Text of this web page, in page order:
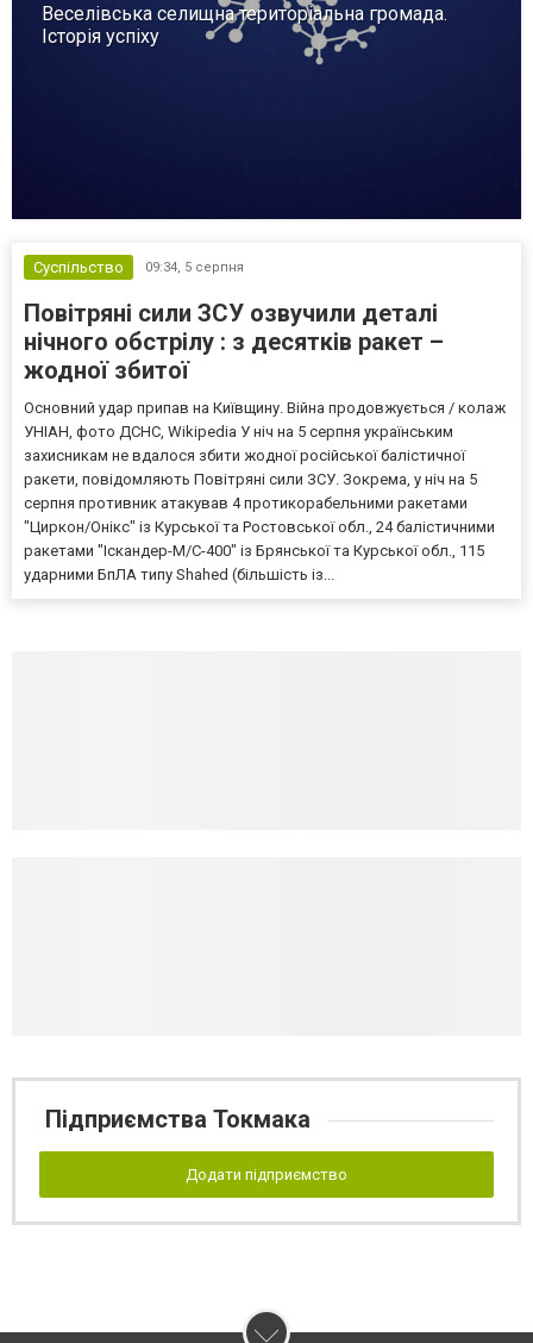
Веселівська селищна територіальна громада.
Історія успіху
Суспільство 09:34, 5 серпня
Повітряні сили ЗСУ озвучили деталі
нічного обстрілу : з десятків ракет –
жодної збитої
Основний удар припав на Київщину. Війна продовжується / колаж
УНІАН, фото ДСНС, Wikipedia У ніч на 5 серпня українським
захисникам не вдалося збити жодної російської балістичної
ракети, повідомляють Повітряні сили ЗСУ. Зокрема, у ніч на 5
серпня противник атакував 4 протикорабельними ракетами
"Циркон/Онікс" із Курської та Ростовської обл., 24 балістичними
ракетами "Іскандер-М/С-400" із Брянської та Курської обл., 115
ударними БпЛА типу Shahed (більшість із...
Підприємства Токмака
Додати підприємство